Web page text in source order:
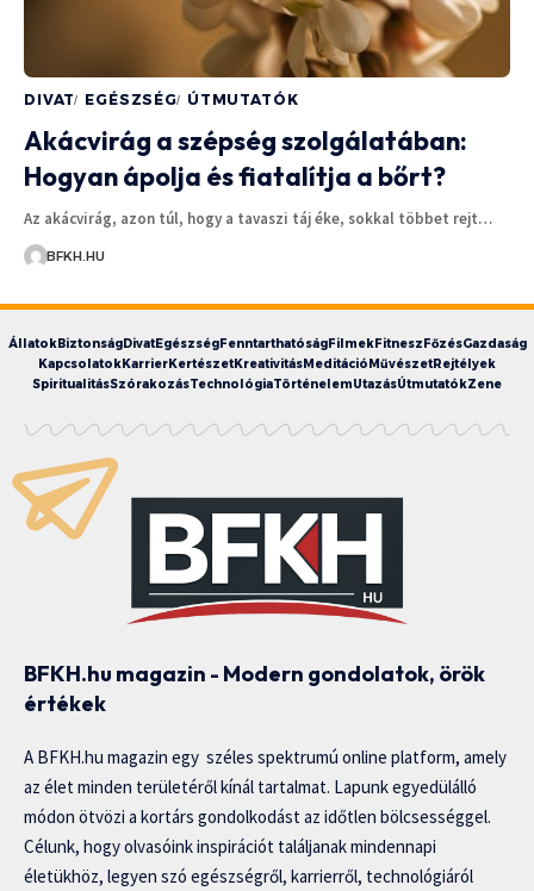
DIVAT EGÉSZSÉG ÚTMUTATÓK
Akácvirág a szépség szolgálatában:
Hogyan ápolja és fiatalítja a bőrt?
Az akácvirág, azon túl, hogy a tavaszi táj éke, sokkal többet rejt…
BFKH.HU
ÁllatokBiztonságDivatEgészségFenntarthatóságFilmekFitneszFőzésGazdaság
KapcsolatokKarrierKertészetKreativitásMeditációMűvészetRejtélyek
SpiritualitásSzórakozásTechnológiaTörténelemUtazásÚtmutatókZene
BFKH.hu magazin - Modern gondolatok, örök
értékek
A BFKH.hu magazin egy széles spektrumú online platform, amely
az élet minden területéről kínál tartalmat. Lapunk egyedülálló
módon ötvözi a kortárs gondolkodást az időtlen bölcsességgel.
Célunk, hogy olvasóink inspirációt találjanak mindennapi
életükhöz, legyen szó egészségről, karrierről, technológiáról